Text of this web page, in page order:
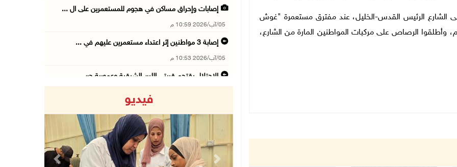
الشارع الرئيس القدس-الخليل، عند مفترق مستعمرة "غوش
الرصاص على مركبات المواطنين المارة من الشارع،
إصابات وإحراق مساكن في هجوم للمستعمرين على ال ...
05/آب/2026 10:59 م
إصابة 3 مواطنين إثر اعتداء مستعمرين عليهم في ...
05/آب/2026 10:53 م
الاحتلال يقتحم قريتي اللبن الشرقية وعمورية جن ...
مستعمرون يقتحمون بيت فجار جنوب بيت لحم
05/آب/2026 10:19 م
فيديو
Previous Next